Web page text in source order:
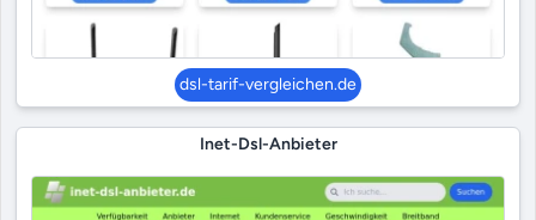
dsl-tarif-vergleichen.de
Inet-Dsl-Anbieter